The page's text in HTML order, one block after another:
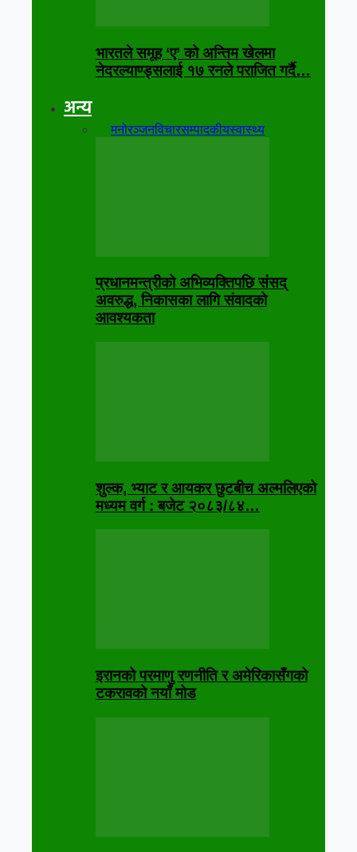
भारतले समूह ‘ए’ को अन्तिम खेलमा
नेदरल्याण्ड्सलाई १७ रनले पराजित गर्दै…
अन्य
सबैमनोरञ्जनविचारसम्पादकीयस्वास्थ्य
प्रधानमन्त्रीको अभिव्यक्तिपछि संसद्
अवरुद्ध, निकासका लागि संवादको
आवश्यकता
शुल्क, भ्याट र आयकर छुटबीच अल्मलिएको
मध्यम वर्ग : बजेट २०८३/८४…
इरानको परमाणु रणनीति र अमेरिकासँगको
टकरावको नयाँ मोड